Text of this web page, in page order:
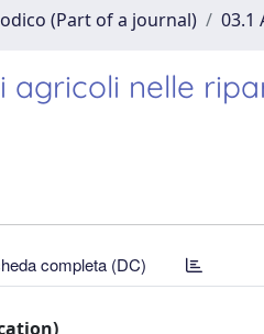
(Part of a journal) 03.1
agricoli nelle
completa (DC)